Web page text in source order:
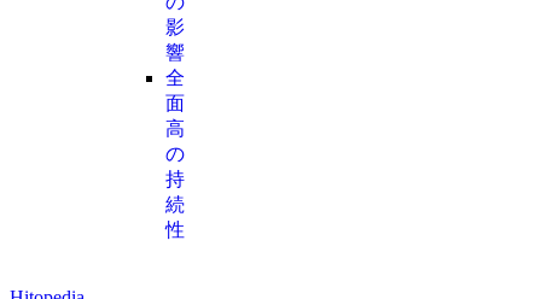
影
響
全
面
高
の
持
続
性